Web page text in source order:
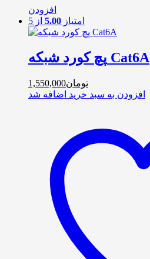
افزودن
امتیاز 5.00 از 5
پچ کورد شبکه Cat6A
تومان1,550,000
افزودن به سبد خرید اضافه شد